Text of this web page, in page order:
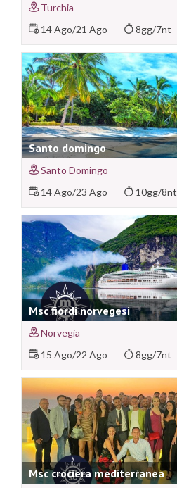
Turchia
14 Ago/21 Ago 8gg/7nt
Santo domingo
Santo Domingo
14 Ago/23 Ago 10gg/8nt
Msc fiordi norvegesi
Norvegia
15 Ago/22 Ago 8gg/7nt
Msc crociera mediterranea